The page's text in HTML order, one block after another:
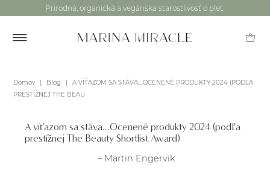
Prírodná, organická a vegánska starostlivosť o pleť.
Domov | Blog |
A VÍŤAZOM SA STÁVA....OCENENÉ PRODUKTY 2024 (PODĽA
PRESTÍŽNEJ THE BEAU
A víťazom sa stáva....Ocenené produkty 2024 (podľa
prestížnej The Beauty Shortlist Award)
– Martin Engervik